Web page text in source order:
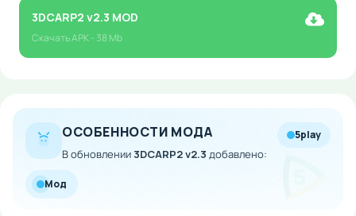
3DCARP2 v2.3 MOD
СкачатьAPK- 38 Mb
ОСОБЕННОСТИ МОДА
В обновлении 3DCARP2 v2.3 добавлено:
5play
Мод